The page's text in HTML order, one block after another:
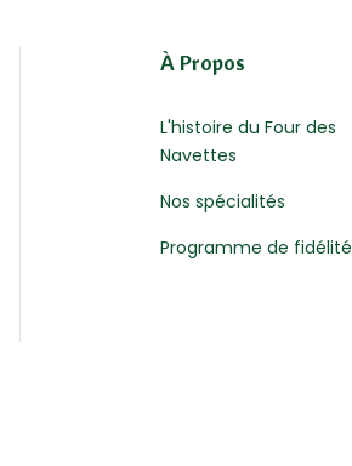
À Propos
L'histoire du Four des
Navettes
Nos spécialités
Programme de fidélité